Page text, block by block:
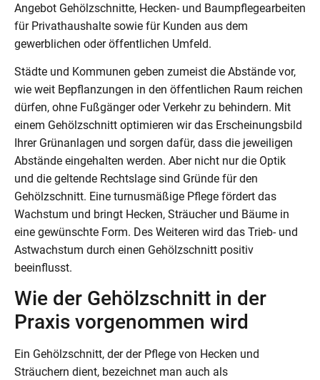
Angebot Gehölzschnitte, Hecken- und Baumpflegearbeiten
für Privathaushalte sowie für Kunden aus dem
gewerblichen oder öffentlichen Umfeld.
Städte und Kommunen geben zumeist die Abstände vor,
wie weit Bepflanzungen in den öffentlichen Raum reichen
dürfen, ohne Fußgänger oder Verkehr zu behindern. Mit
einem Gehölzschnitt optimieren wir das Erscheinungsbild
Ihrer Grünanlagen und sorgen dafür, dass die jeweiligen
Abstände eingehalten werden. Aber nicht nur die Optik
und die geltende Rechtslage sind Gründe für den
Gehölzschnitt. Eine turnusmäßige Pflege fördert das
Wachstum und bringt Hecken, Sträucher und Bäume in
eine gewünschte Form. Des Weiteren wird das Trieb- und
Astwachstum durch einen Gehölzschnitt positiv
beeinflusst.
Wie der Gehölzschnitt in der
Praxis vorgenommen wird
Ein Gehölzschnitt, der der Pflege von Hecken und
Sträuchern dient, bezeichnet man auch als